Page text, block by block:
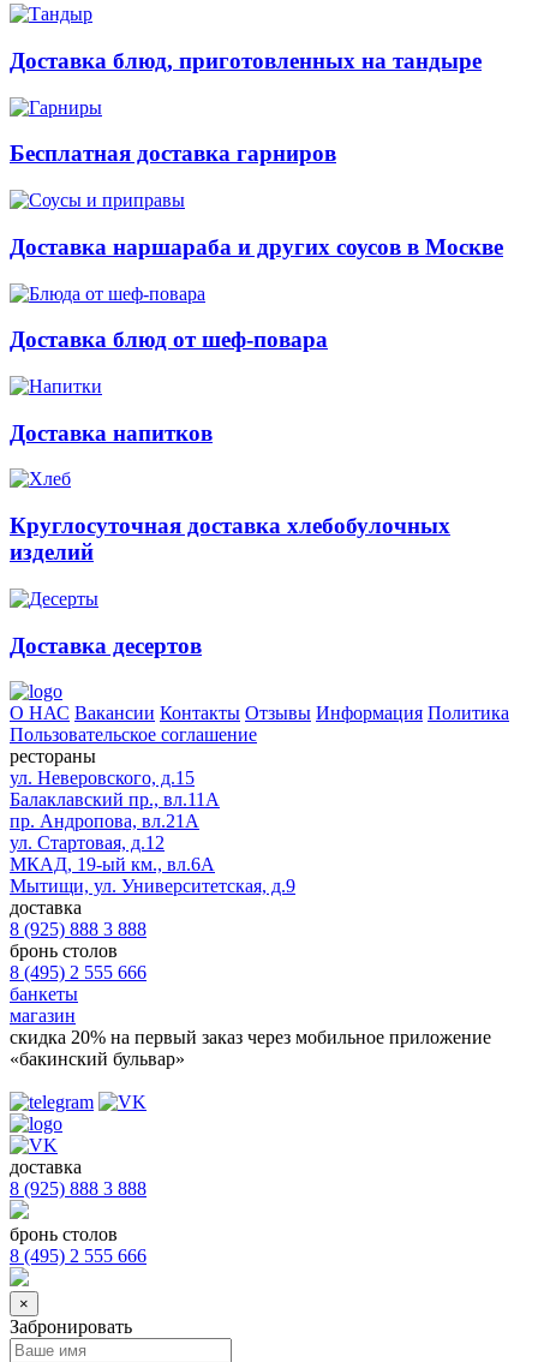
Доставка блюд, приготовленных на тандыре
Бесплатная доставка гарниров
Доставка наршараба и других соусов в Москве
Доставка блюд от шеф-повара
Доставка напитков
Круглосуточная доставка хлебобулочных
изделий
Доставка десертов
О НАС Вакансии Контакты Отзывы Информация Политика
Пользовательское соглашение
рестораны
ул. Неверовского, д.15
Балаклавский пр., вл.11А
пр. Андропова, вл.21А
ул. Стартовая, д.12
МКАД, 19-ый км., вл.6А
Мытищи, ул. Университетская, д.9
доставка
8 (925) 888 3 888
бронь столов
8 (495) 2 555 666
банкеты
магазин
скидка 20% на первый заказ через мобильное приложение
«бакинский бульвар»
доставка
8 (925) 888 3 888
бронь столов
8 (495) 2 555 666
×
Забронировать